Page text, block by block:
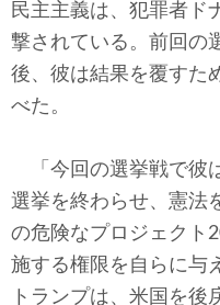
民主主義は、犯罪者ド
撃されている。前回の
後、彼は結果を覆すた
べた。
「今回の選挙戦で彼
選挙を終わらせ、憲法
の危険なプロジェクト
施する権限を自らに与
トランプは、米国を